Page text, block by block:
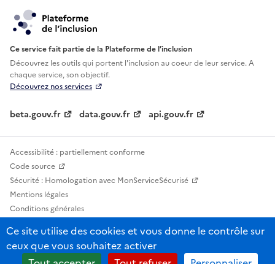
Ce service fait partie de la Plateforme de l’inclusion
Découvrez les outils qui portent l'inclusion aucoeur de leur service. A
chaque service, son objectif.
Découvrez nos services
beta.gouv.fr data.gouv.fr api.gouv.fr
Accessibilité : partiellement conforme
Code source
Sécurité : Homologation avec MonServiceSécurisé
Mentions légales
Conditions générales
Statistiques, lexiques et indicateurs
Sauf mention contraire, tous les contenus de ce site sont sous licence
Ce site utilise des cookies et vous donne le contrôle sur
ceux que vous souhaitez activer